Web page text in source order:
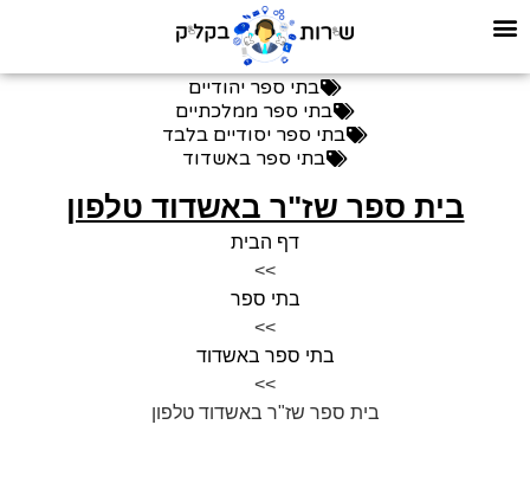
בתי ספר יהודיים
בתי ספר ממלכתיים
בתי ספר יסודיים בלבד
בתי ספר באשדוד
בית ספר שז"ר באשדוד טלפון
דף הבית
>>
בתי ספר
>>
בתי ספר באשדוד
>>
בית ספר שז"ר באשדוד טלפון